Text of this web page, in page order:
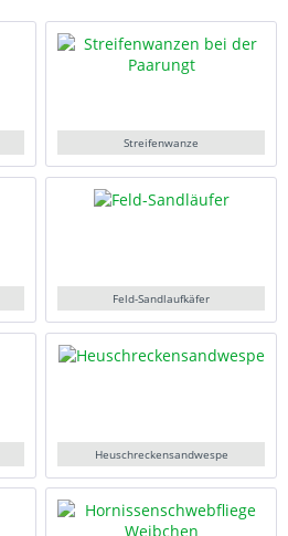
Streifenwanze
Feld-Sandlaufkäfer
Heuschreckensandwespe